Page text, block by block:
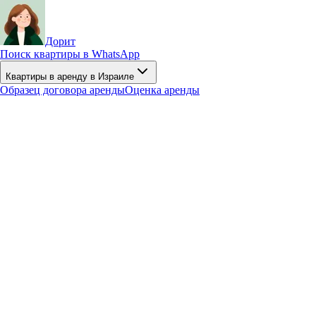
Дорит
Поиск квартиры в WhatsApp
Квартиры в аренду в Израиле
Образец договора арендыОценка аренды